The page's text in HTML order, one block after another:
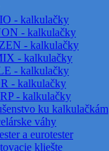
- kalkulačky
- kalkulačky
- kalkulačky
- kalkulačky
- kalkulačky
- kalkulačky
- kalkulačky
ku kalkulačkám
váhy
a eurotester
kliešte